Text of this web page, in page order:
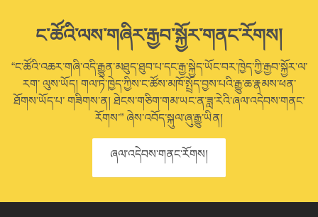
ང་ཚོའི་ལས་གཞིར་རྒྱབ་སྐྱོར་གནང་རོགས།
“ང་ཚོའི་འཆར་གཞི་འདི་རྒྱུན་མཐུད་ཐུབ་པ་དང་རྒྱ་སྐྱེད་ཡོང་བར་ཁྱེད་ཀྱི་རྒྱབ་སྐྱོར་ལ་
རག་ ལུས་ཡོད། གལ་ཏེ་ཁྱེད་ཀྱིས་ང་ཚོས་མཁོ་སྤྲོད་བྱས་པའི་རྒྱུ་ཆ་རྣམས་ཕན་
ཐོགས་ཡོད་པ་ གཟིགས་ན། ཐེངས་གཅིག་གམ་ཡང་ན་ཟླ་རེའི་ཞལ་འདེབས་གནང་
རོགས་” ཞེས་འབོད་སྐུལ་ཞུ་རྒྱུ་ཡིན།
ཞལ་འདེབས་གནང་རོགས།